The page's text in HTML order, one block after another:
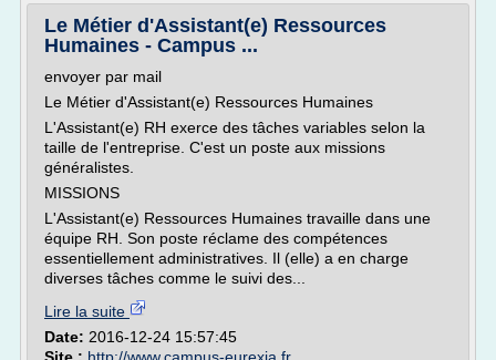
Le Métier d'Assistant(e) Ressources
Humaines - Campus ...
envoyer par mail
Le Métier d'Assistant(e) Ressources Humaines
L'Assistant(e) RH exerce des tâches variables selon la
taille de l'entreprise. C'est un poste aux missions
généralistes.
MISSIONS
L'Assistant(e) Ressources Humaines travaille dans une
équipe RH. Son poste réclame des compétences
essentiellement administratives. Il (elle) a en charge
diverses tâches comme le suivi des...
Lire la suite
Date: 2016-12-24 15:57:45